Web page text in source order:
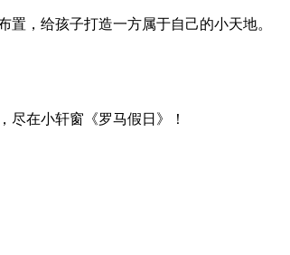
，给孩子打造一方属于自己的小天地。
在小轩窗《罗马假日》！